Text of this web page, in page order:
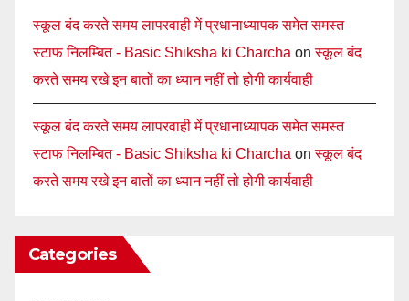
स्कूल बंद करते समय लापरवाही में प्रधानाध्यापक समेत समस्त
स्टाफ निलम्बित - Basic Shiksha ki Charcha onस्कूल बंद
करते समय रखे इन बातों का ध्यान नहीं तो होगी कार्यवाही
स्कूल बंद करते समय लापरवाही में प्रधानाध्यापक समेत समस्त
स्टाफ निलम्बित - Basic Shiksha ki Charcha onस्कूल बंद
करते समय रखे इन बातों का ध्यान नहीं तो होगी कार्यवाही
Categories